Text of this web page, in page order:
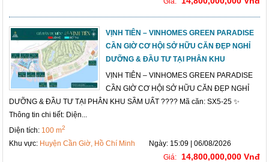
VỊNH TIÊN – VINHOMES GREEN PARADISE
CẦN GIỜ CƠ HỘI SỞ HỮU CĂN ĐẸP NGHỈ
DƯỠNG & ĐẦU TƯ TẠI PHÂN KHU
VỊNH TIÊN – VINHOMES GREEN PARADISE
CẦN GIỜ CƠ HỘI SỞ HỮU CĂN ĐẸP NGHỈ
DƯỠNG & ĐẦU TƯ TẠI PHÂN KHU SẦM UẤT ???? Mã căn: SX5-25 ✨
Thông tin chi tiết: Diện...
Diện tích: 100 m2
Khu vực: Huyện Cần Giờ, Hồ Chí Minh
Ngày: 15:09 | 06/08/2026
Giá:
14,800,000,000 Vnđ